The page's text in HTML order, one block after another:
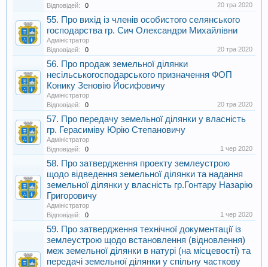
Відповідей:
0 20 тра 2020
55. Про вихід із членів особистого селянського
господарства гр. Сич Олександри Михайлівни
Адміністратор
Відповідей:
0 20 тра 2020
56. Про продаж земельної ділянки
несільськогосподарського призначення ФОП
Конику Зеновію Йосифовичу
Адміністратор
Відповідей:
0 20 тра 2020
57. Про передачу земельної ділянки у власність
гр. Герасиміву Юрію Степановичу
Адміністратор
Відповідей:
0 1 чер 2020
58. Про затвердження проекту землеустрою
щодо відведення земельної ділянки та надання
земельної ділянки у власність гр.Гонтару Назарію
Григоровичу
Адміністратор
Відповідей:
0 1 чер 2020
59. Про затвердження технічної документації із
землеустрою щодо встановлення (відновлення)
меж земельної ділянки в натурі (на місцевості) та
передачі земельної ділянки у спільну часткову